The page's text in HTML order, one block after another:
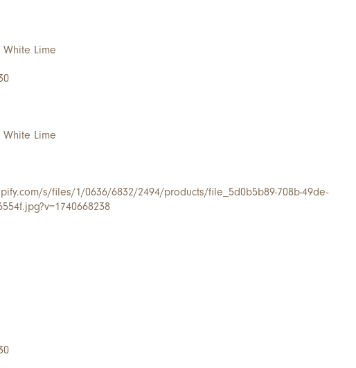
White Lime
White Lime
s/files/1/0636/6832/2494/products/file_5d0b5b89-708b-49de-